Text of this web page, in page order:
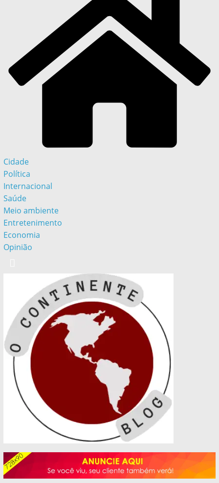
Cidade
Política
Internacional
Saúde
Meio ambiente
Entretenimento
Economia
Opinião